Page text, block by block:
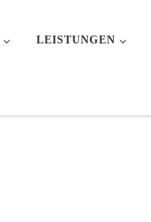
LEISTUNGEN